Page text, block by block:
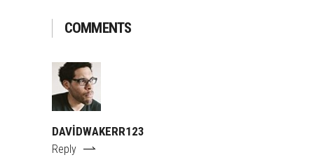
COMMENTS
DAVIDWAKERR123
Reply